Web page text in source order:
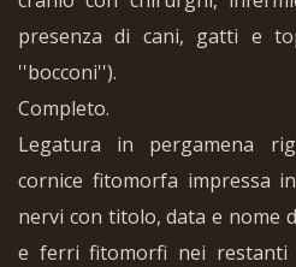
presenza di cani, gatti e
''bocconi'').
Completo.
Legatura in pergamena
cornice fitomorfa impressa
nervi con titolo, data e nome
e ferri fitomorfi nei restanti